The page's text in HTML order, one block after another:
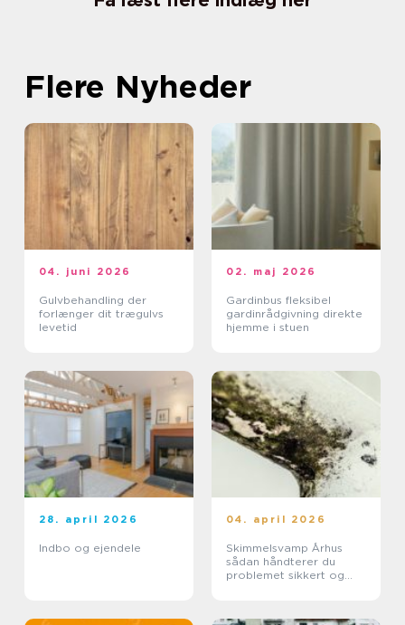
Flere Nyheder
04. juni 2026
Gulvbehandling der
forlænger dit trægulvs
levetid
02. maj 2026
Gardinbus fleksibel
gardinrådgivning direkte
hjemme i stuen
28. april 2026
Indbo og ejendele
04. april 2026
Skimmelsvamp Århus
sådan håndterer du
problemet sikkert og